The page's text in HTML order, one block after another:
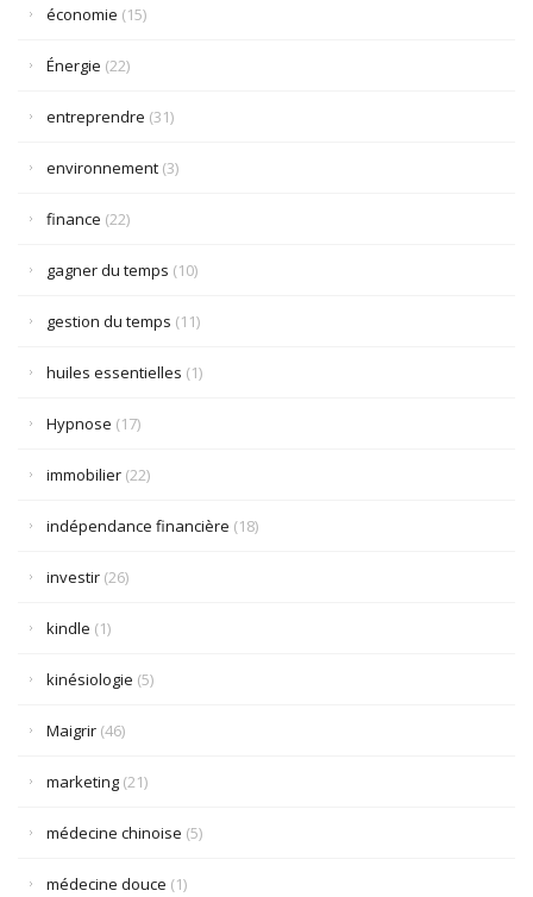
économie (15)
Énergie (22)
entreprendre (31)
environnement (3)
finance (22)
gagner du temps (10)
gestion du temps (11)
huiles essentielles (1)
Hypnose (17)
immobilier (22)
indépendance financière (18)
investir (26)
kindle (1)
kinésiologie (5)
Maigrir (46)
marketing (21)
médecine chinoise (5)
médecine douce (1)